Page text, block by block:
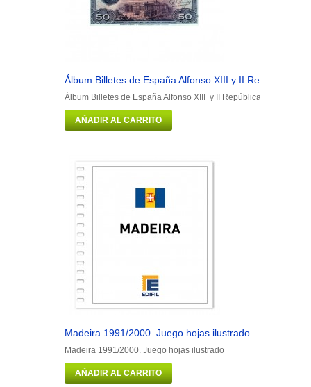
Álbum Billetes de España Alfonso XIII y II República
Álbum Billetes de España Alfonso XIII y II República Portadilla
AÑADIR AL CARRITO
Madeira 1991/2000. Juego hojas ilustrado
Madeira 1991/2000. Juego hojas ilustrado
AÑADIR AL CARRITO